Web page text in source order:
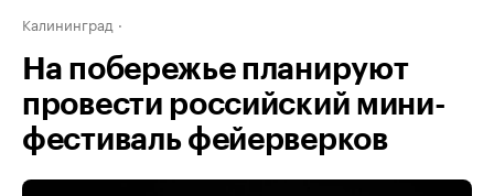
Калининград
На побережье планируют
провести российский мини-
фестиваль фейерверков